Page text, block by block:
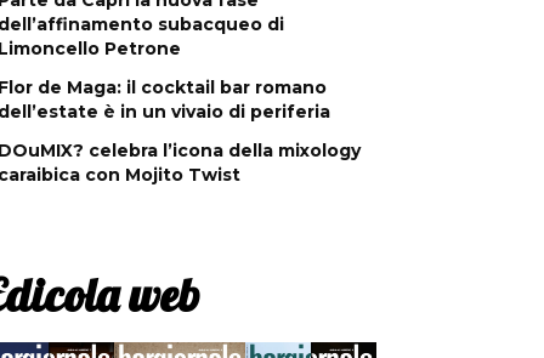
subacqueo di
Petrone
de Maga: il cocktail bar romano
è in un vivaio di periferia
celebra l’icona della mixology
con Mojito Twist
web